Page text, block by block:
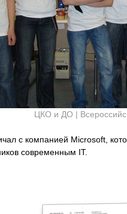
ЦКО и ДО |
с компанией Microsoft,
современным IT.